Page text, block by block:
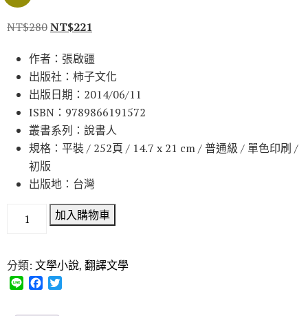
NT$280NT$221
作者：張啟疆
出版社：柿子文化
出版日期：2014/06/11
ISBN：9789866191572
叢書系列：說書人
規格：平裝 / 252頁 / 14.7 x 21 cm / 普通級 / 單色印刷 /
初版
出版地：台灣
加入購物車
分類: 文學小說, 翻譯文學